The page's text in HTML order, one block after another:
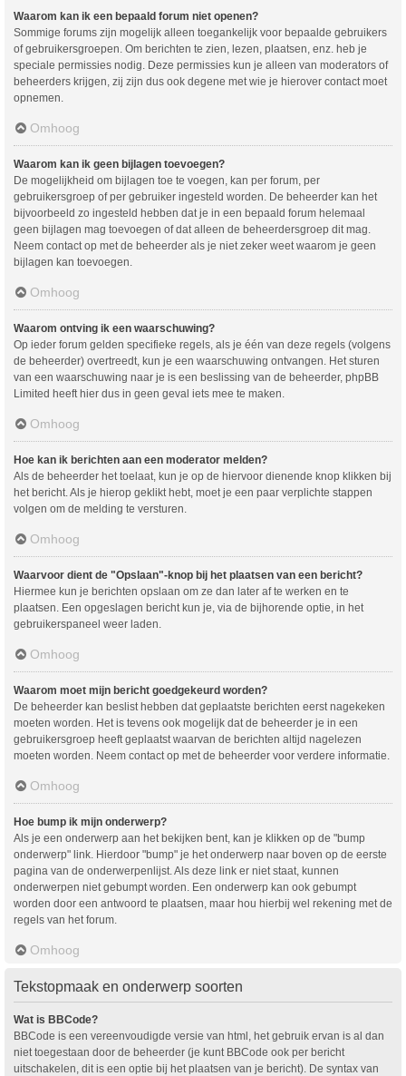
Waarom kan ik een bepaald forum niet openen?
Sommige forums zijn mogelijk alleen toegankelijk voor bepaalde gebruikers
of gebruikersgroepen. Om berichten te zien, lezen, plaatsen, enz. heb je
speciale permissies nodig. Deze permissies kun je alleen van moderators of
beheerders krijgen, zij zijn dus ook degene met wie je hierover contact moet
opnemen.
Omhoog
Waarom kan ik geen bijlagen toevoegen?
De mogelijkheid om bijlagen toe te voegen, kan per forum, per
gebruikersgroep of per gebruiker ingesteld worden. De beheerder kan het
bijvoorbeeld zo ingesteld hebben dat je in een bepaald forum helemaal
geen bijlagen mag toevoegen of dat alleen de beheerdersgroep dit mag.
Neem contact op met de beheerder als je niet zeker weet waarom je geen
bijlagen kan toevoegen.
Omhoog
Waarom ontving ik een waarschuwing?
Op ieder forum gelden specifieke regels, als je één van deze regels (volgens
de beheerder) overtreedt, kun je een waarschuwing ontvangen. Het sturen
van een waarschuwing naar je is een beslissing van de beheerder, phpBB
Limited heeft hier dus in geen geval iets mee te maken.
Omhoog
Hoe kan ik berichten aan een moderator melden?
Als de beheerder het toelaat, kun je op de hiervoor dienende knop klikken bij
het bericht. Als je hierop geklikt hebt, moet je een paar verplichte stappen
volgen om de melding te versturen.
Omhoog
Waarvoor dient de "Opslaan"-knop bij het plaatsen van een bericht?
Hiermee kun je berichten opslaan om ze dan later af te werken en te
plaatsen. Een opgeslagen bericht kun je, via de bijhorende optie, in het
gebruikerspaneel weer laden.
Omhoog
Waarom moet mijn bericht goedgekeurd worden?
De beheerder kan beslist hebben dat geplaatste berichten eerst nagekeken
moeten worden. Het is tevens ook mogelijk dat de beheerder je in een
gebruikersgroep heeft geplaatst waarvan de berichten altijd nagelezen
moeten worden. Neem contact op met de beheerder voor verdere informatie.
Omhoog
Hoe bump ik mijn onderwerp?
Als je een onderwerp aan het bekijken bent, kan je klikken op de "bump
onderwerp" link. Hierdoor "bump" je het onderwerp naar boven op de eerste
pagina van de onderwerpenlijst. Als deze link er niet staat, kunnen
onderwerpen niet gebumpt worden. Een onderwerp kan ook gebumpt
worden door een antwoord te plaatsen, maar hou hierbij wel rekening met de
regels van het forum.
Omhoog
Tekstopmaak en onderwerp soorten
Wat is BBCode?
BBCode is een vereenvoudigde versie van html, het gebruik ervan is al dan
niet toegestaan door de beheerder (je kunt BBCode ook per bericht
uitschakelen, dit is een optie bij het plaatsen van je bericht). De syntax van